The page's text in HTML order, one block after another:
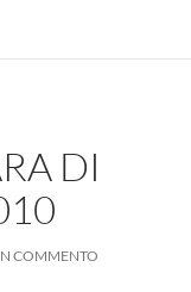
DI
COMMENTO